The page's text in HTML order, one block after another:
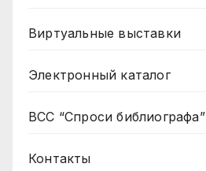
Виртуальные выставки
Электронный каталог
ВСС “Спроси библиографа”
Контакты